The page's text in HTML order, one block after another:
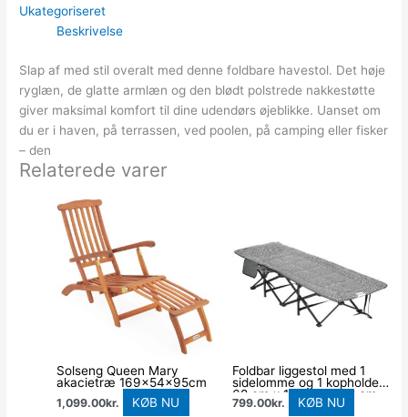
Ukategoriseret
Beskrivelse
Slap af med stil overalt med denne foldbare havestol. Det høje
ryglæn, de glatte armlæn og den blødt polstrede nakkestøtte
giver maksimal komfort til dine udendørs øjeblikke. Uanset om
du er i haven, på terrassen, ved poolen, på camping eller fisker
– den
Relaterede varer
Solseng Queen Mary
akacietræ 169x54x95cm
1,099.00kr. KØB NU
Foldbar liggestol med 1
sidelomme og 1 kopholder,
68 cm x 186 cm x 48 cm,
sort og hvid
799.00kr. KØB NU